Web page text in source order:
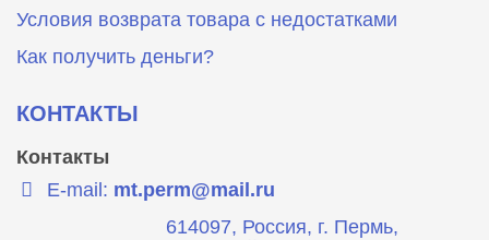
Условия возврата товара с недостатками
Как получить деньги?
КОНТАКТЫ
Контакты
E-mail: mt.perm@mail.ru
614097, Россия, г. Пермь,